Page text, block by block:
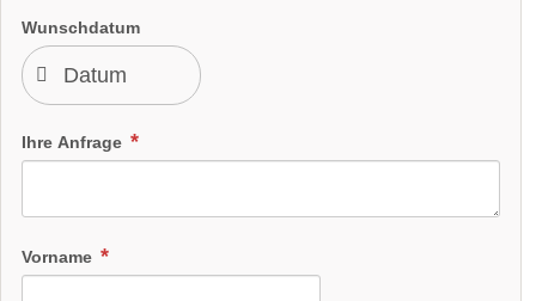
Wunschdatum
Ihre Anfrage
Vorname